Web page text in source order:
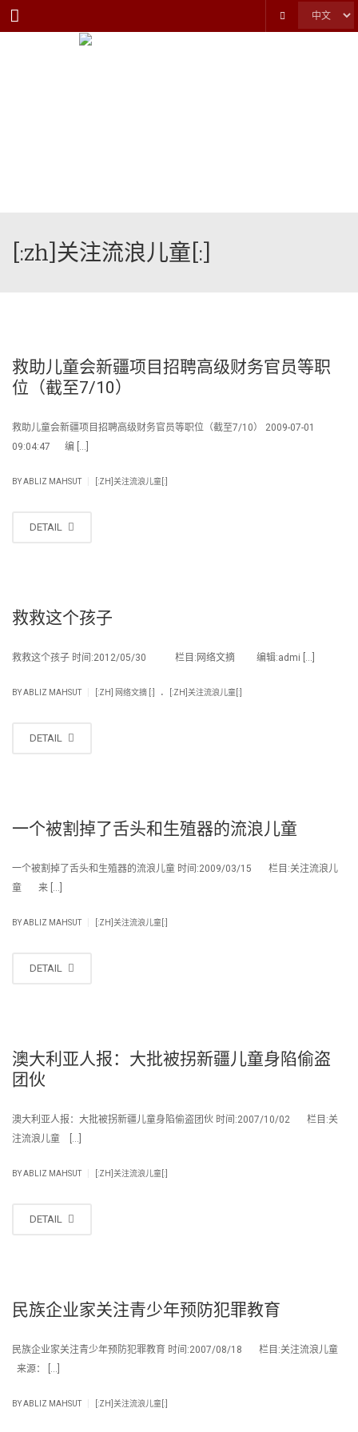
Menu
[:zh]关注流浪儿童[:]
救助儿童会新疆项目招聘高级财务官员等职
位（截至7/10）
救助儿童会新疆项目招聘高级财务官员等职位（截至7/10） 2009-07-01
09:04:47 编 […]
BYABLIZ MAHSUT [:ZH]关注流浪儿童[:]
DETAIL
救救这个孩子
救救这个孩子 时间:2012/05/30 栏目:网络文摘 编辑:admi […]
BYABLIZ MAHSUT [:ZH] 网络文摘 [:] . [:ZH]关注流浪儿童[:]
DETAIL
一个被割掉了舌头和生殖器的流浪儿童
一个被割掉了舌头和生殖器的流浪儿童 时间:2009/03/15 栏目:关注流浪儿
童 来 […]
BYABLIZ MAHSUT [:ZH]关注流浪儿童[:]
DETAIL
澳大利亚人报：大批被拐新疆儿童身陷偷盗
团伙
澳大利亚人报：大批被拐新疆儿童身陷偷盗团伙 时间:2007/10/02 栏目:关
注流浪儿童 […]
BYABLIZ MAHSUT [:ZH]关注流浪儿童[:]
DETAIL
民族企业家关注青少年预防犯罪教育
民族企业家关注青少年预防犯罪教育 时间:2007/08/18 栏目:关注流浪儿童
来源： […]
BYABLIZ MAHSUT [:ZH]关注流浪儿童[:]